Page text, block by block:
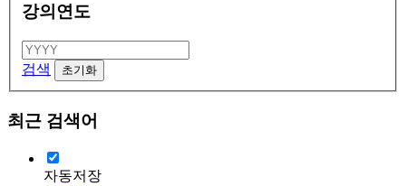
강의연도
검색
최근 검색어
자동저장